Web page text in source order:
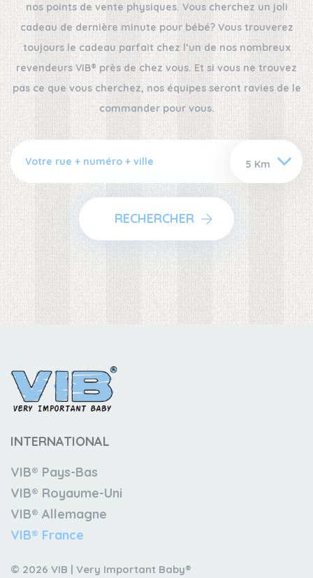
nos points de vente physiques. Vous cherchez un joli
cadeau de dernière minute pour bébé? Vous trouverez
toujours le cadeau parfait chez l’un de nos nombreux
revendeurs VIB® près de chez vous. Et si vous ne trouvez
pas ce que vous cherchez, nos équipes seront ravies de le
commander pour vous.
RECHERCHER
INTERNATIONAL
VIB® Pays-Bas
VIB® Royaume-Uni
VIB® Allemagne
VIB® France
© 2026 VIB | Very Important Baby®